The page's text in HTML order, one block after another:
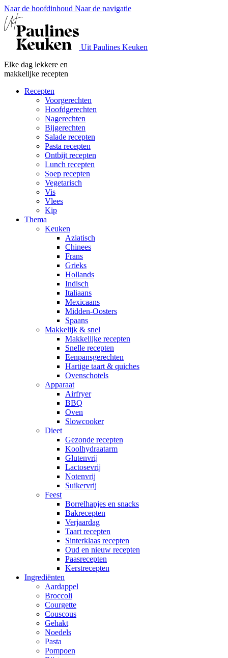
Naar de hoofdinhoud Naar de navigatie
Uit Paulines Keuken
Elke dag lekkere en
makkelijke recepten
Recepten
Voorgerechten
Hoofdgerechten
Nagerechten
Bijgerechten
Salade recepten
Pasta recepten
Ontbijt recepten
Lunch recepten
Soep recepten
Vegetarisch
Vis
Vlees
Kip
Thema
Keuken
Aziatisch
Chinees
Frans
Grieks
Hollands
Indisch
Italiaans
Mexicaans
Midden-Oosters
Spaans
Makkelijk & snel
Makkelijke recepten
Snelle recepten
Eenpansgerechten
Hartige taart & quiches
Ovenschotels
Apparaat
Airfryer
BBQ
Oven
Slowcooker
Dieet
Gezonde recepten
Koolhydraatarm
Glutenvrij
Lactosevrij
Notenvrij
Suikervrij
Feest
Borrelhapjes en snacks
Bakrecepten
Verjaardag
Taart recepten
Sinterklaas recepten
Oud en nieuw recepten
Paasrecepten
Kerstrecepten
Ingrediënten
Aardappel
Broccoli
Courgette
Couscous
Gehakt
Noedels
Pasta
Pompoen